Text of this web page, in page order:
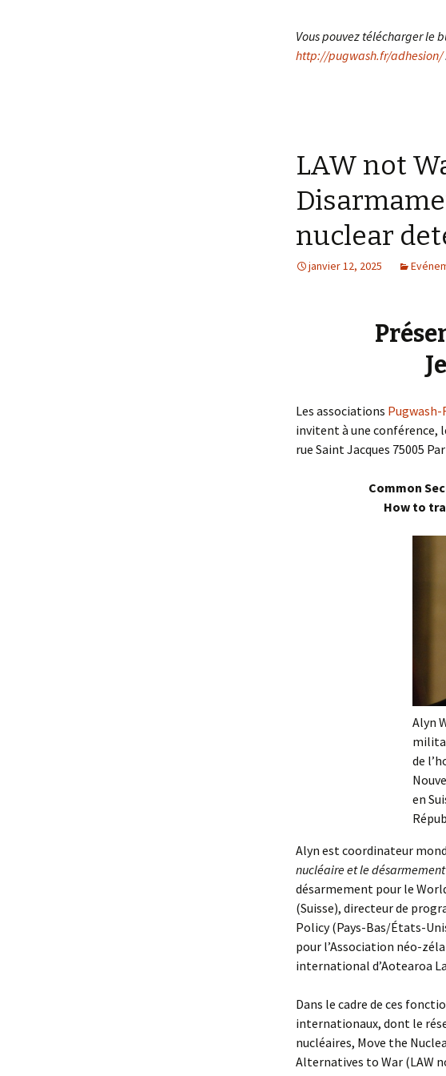
Vous pouvez télécharger le
http://pugwash.fr/adhesion/.
LAW not
nuclear
janvier 12, 2025
Les associations Pugwash-
invitent à une conférence,
rue Saint Jacques 75005
Common
How to
Alyn
de
en
Alyn est coordinateur
nucléaire et le désarmement
désarmement pour le
(Suisse), directeur de
Policy (Pays-Bas/États-
pour l’Association néo-
international d’Aotearoa
Dans le cadre de ces
internationaux, dont le
nucléaires, Move the
Alternatives to War (LAW